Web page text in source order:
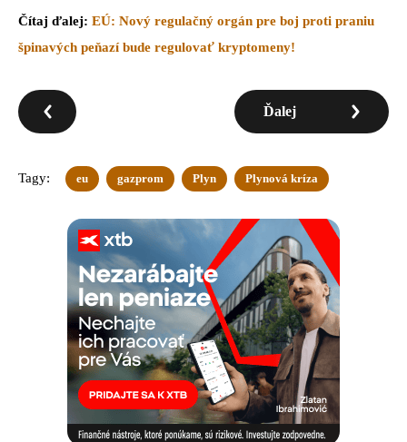
Čítaj ďalej: EÚ: Nový regulačný orgán pre boj proti praniu
špinavých peňazí bude regulovať kryptomeny!
Ďalej
Tagy: eu gazprom Plyn Plynová kríza